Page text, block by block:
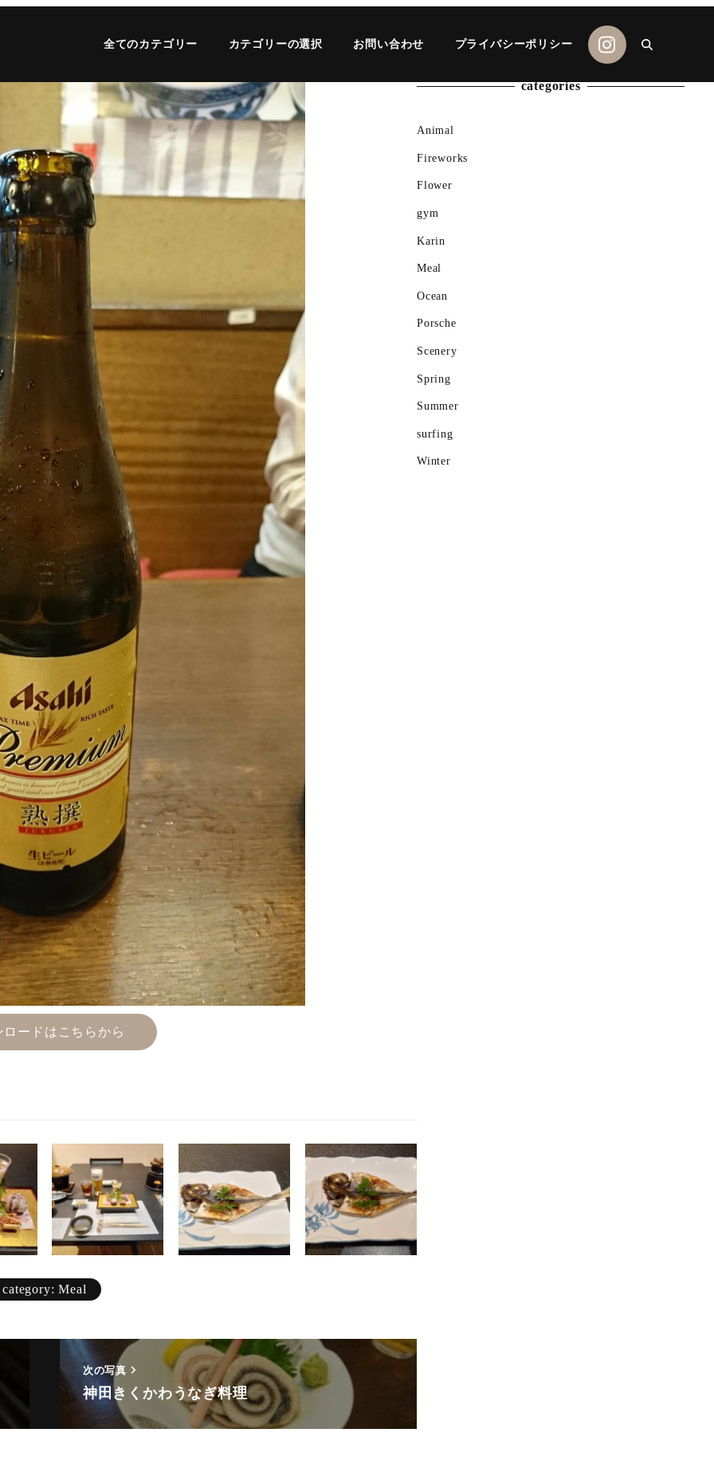
Animal
Countryside
Karin
Meal
Mountain
全てのカテゴリー カテゴリーの選択 お問い合わせ プライバシーポリシー
ロードはこちらから
category: Meal
次の写真
神田きくかわうなぎ料理
categories
Animal
Fireworks
Flower
gym
Karin
Meal
Ocean
Porsche
Scenery
Spring
Summer
surfing
Winter